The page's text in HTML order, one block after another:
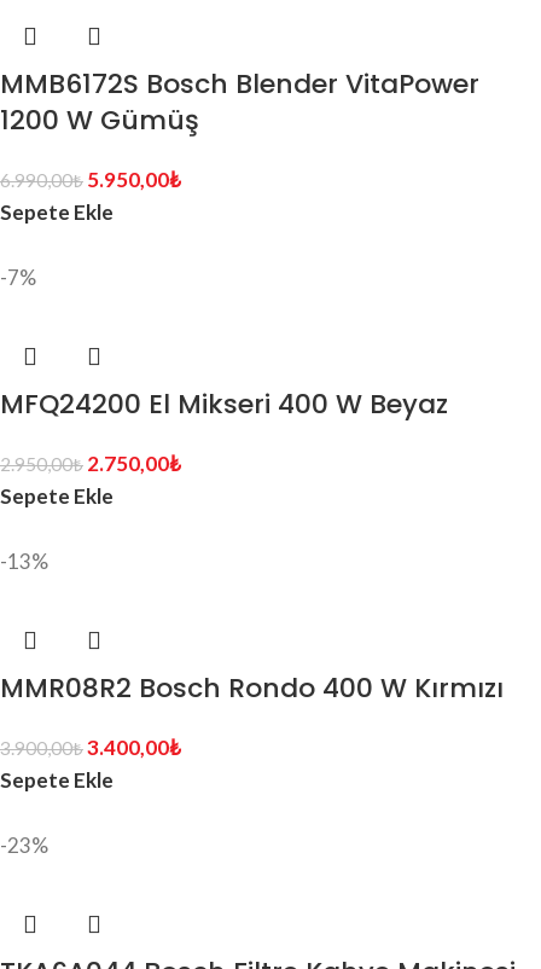
MMB6172S Bosch Blender VitaPower
1200 W Gümüş
6.990,00₺ 5.950,00₺
Sepete Ekle
-7%
MFQ24200 El Mikseri 400 W Beyaz
2.950,00₺ 2.750,00₺
Sepete Ekle
-13%
MMR08R2 Bosch Rondo 400 W Kırmızı
3.900,00₺3.400,00₺
Sepete Ekle
-23%